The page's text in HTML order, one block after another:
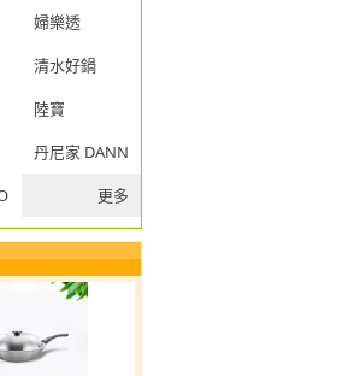
婦樂透
清水好鍋
陸寶
丹尼家 DANNY JIA
更多